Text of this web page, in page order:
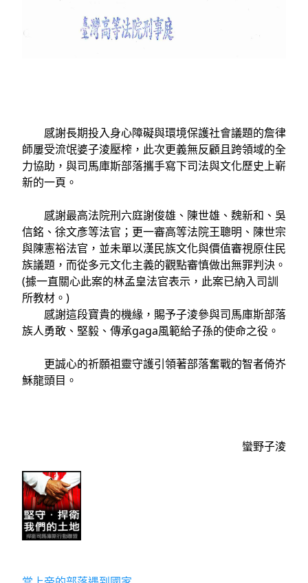
感謝長期投入身心障礙與環境保護社會議題的詹律
師屢受流氓婆子淩壓榨，此次更義無反顧且跨領域的全
力協助，與司馬庫斯部落攜手寫下司法與文化歷史上嶄
新的一頁。
感謝最高法院刑六庭謝俊雄、陳世雄、魏新和、吳
信銘、徐文彥等法官；更一審高等法院王聰明、陳世宗
與陳憲裕法官，並未單以漢民族文化與價值審視原住民
族議題，而從多元文化主義的觀點審慎做出無罪判決。
(據一直關心此案的林孟皇法官表示，此案已納入司訓
所教材。)
感謝這段寶貴的機緣，賜予子淩參與司馬庫斯部落
族人勇敢、堅毅、傳承gaga風範給子孫的使命之役。
更誠心的祈願祖靈守護引領著部落奮戰的智者倚岕
穌龍頭目。
蠻野子淩